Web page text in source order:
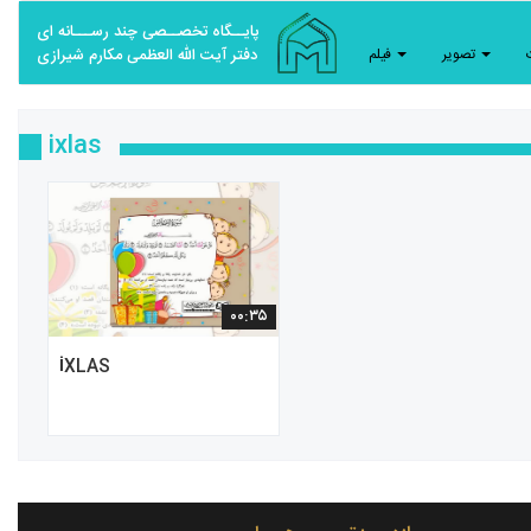
پایــگاه تخصــصی چند رســـانه ای
دفتر آیت الله العظمی مکارم شیرازی
ixlas
۰۰:۳۵
İXLAS